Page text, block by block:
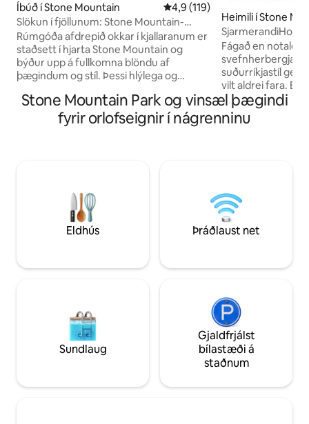
Íbúð í Stone Mountain 4,9 af 5 í meðaleinkunn, 119
4,9 (119)
Slökun í fjöllunum: Stone Mountain-
svítan
Rúmgóða afdrepið okkar í kjallaranum er
staðsett í hjarta Stone Mountain og
býður upp á fullkomna blöndu af
þægindum og stíl. Þessi hlýlega og
svefnherbergjum og þremur
baðherbergjum er með sérinngang og
göngustíg og er hönnuð af hugsi með
áhugaverða staði í nágrenninu eins og
Stone Mountain Park. Þetta afdrep er
tilvalið fyrir pör eða litlar fjölskyldur og
tryggir friðsæla og eftirminnilega dvöl.
Heimili í Stone
StoneMountain
Fágað en
svefnherbergja
suðurríkjastíl gerir
vilt aldrei fara. En
þú náð í hjólið þitt
notið nokkurra af
gönguleiðunum í
Ekkert mál,
mínútna fjarlægð!
fjölskyldur,
Stone Mountain Park og vinsæl þægindi
fyrir orlofseignir í nágrenninu
Eldhús Þráðlaust net
Sundlaug
Gjaldfrjálst
bílastæði á
staðnum